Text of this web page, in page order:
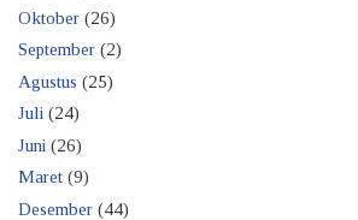
Oktober (26)
September (2)
Agustus (25)
Juli (24)
Juni (26)
Maret (9)
Desember (44)